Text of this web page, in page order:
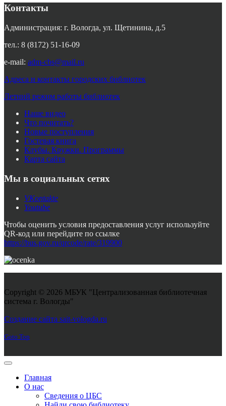
Контакты
Администрация: г. Вологда, ул. Щетинина, д.5
тел.: 8 (8172) 51-16-09
e-mail: adm-cbs@mail.ru
Адреса и контакты городских библиотек
Летний режим работы библиотек
Наше видео
Что почитать?
Новые поступления
Гостевая книга
Клубы. Кружки. Программы
Карта сайта
Мы в социальных сетях
VKontakte
Youtube
Чтобы оценить условия предоставления услуг используйте
QR-код или перейдите по ссылке
https://bus.gov.ru/qrcode/rate/319900
Copyright © 2026 МБУК "Централизованная библиотечная
система г. Вологды"
Создание сайта sait-vologda.ru
Goto Top
Главная
О нас
Сведения о ЦБС